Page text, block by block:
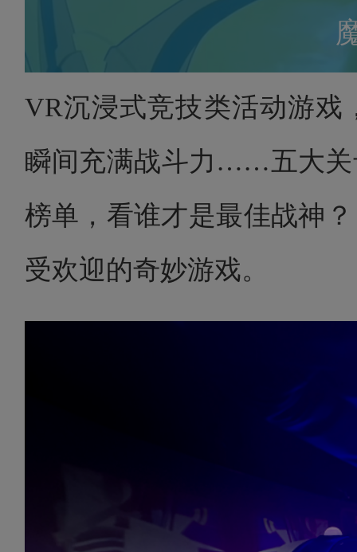
VR沉浸式竞技类活动游戏
瞬间充满战斗力……五大关
榜单，看谁才是最佳战神
受欢迎的奇妙游戏。